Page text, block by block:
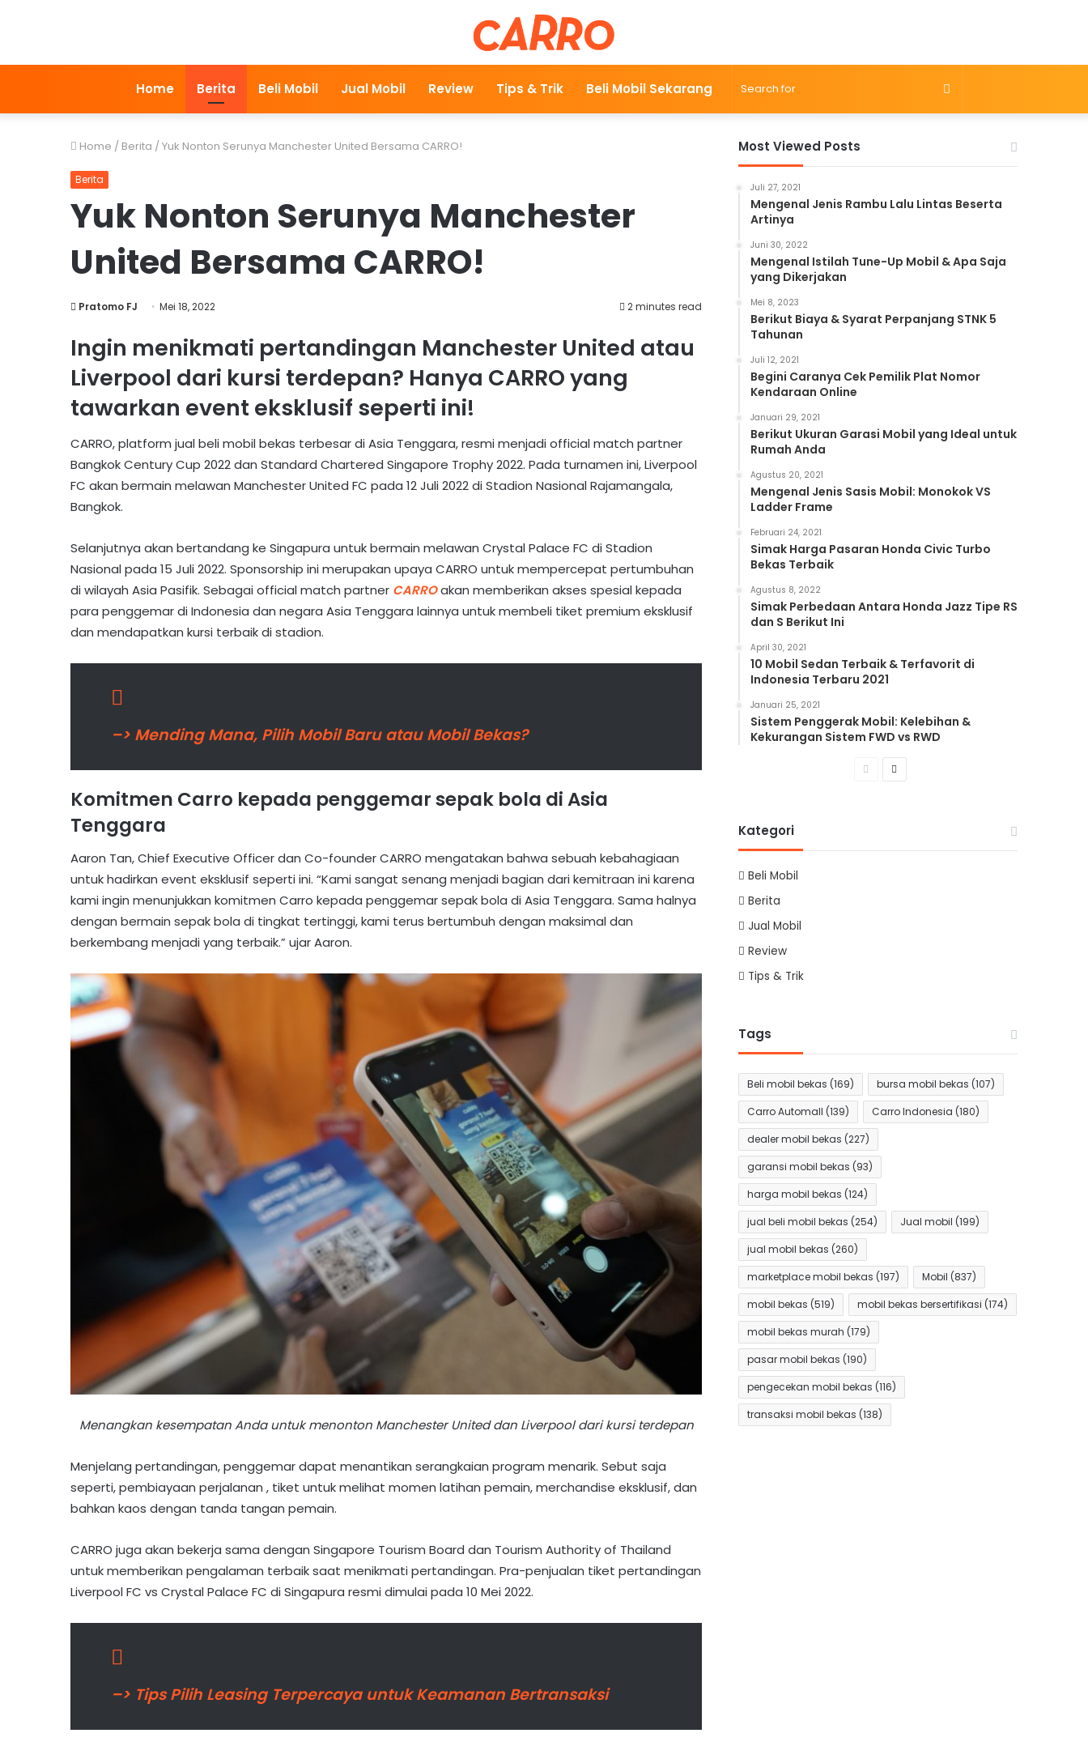
Home Berita Beli Mobil Jual Mobil Review Tips & Trik Beli Mobil Sekarang Search
Home / Berita /Yuk Nonton Serunya Manchester United Bersama CARRO!
Berita
Yuk Nonton Serunya Manchester
United Bersama CARRO!
Pratomo FJ Mei 18, 2022 2 minutes read
Ingin menikmati pertandingan Manchester United atau
Liverpool dari kursi terdepan? Hanya CARRO yang
tawarkan event eksklusif seperti ini!
CARRO, platform jual beli mobil bekas terbesar di Asia Tenggara, resmi menjadi official match partner
Bangkok Century Cup 2022 dan Standard Chartered Singapore Trophy 2022. Pada turnamen ini, Liverpool
FC akan bermain melawan Manchester United FC pada 12 Juli 2022 di Stadion Nasional Rajamangala,
Bangkok.
Selanjutnya akan bertandang ke Singapura untuk bermain melawan Crystal Palace FC di Stadion
Nasional pada 15 Juli 2022. Sponsorship ini merupakan upaya CARRO untuk mempercepat pertumbuhan
di wilayah Asia Pasifik. Sebagai official match partner CARROakan memberikan akses spesial kepada
para penggemar di Indonesia dan negara Asia Tenggara lainnya untuk membeli tiket premium eksklusif
dan mendapatkan kursi terbaik di stadion.
–> Mending Mana, Pilih Mobil Baru atau Mobil Bekas?
Komitmen Carro kepada penggemar sepak bola di Asia
Tenggara
Aaron Tan, Chief Executive Officer dan Co-founder CARRO mengatakan bahwa sebuah kebahagiaan
untuk hadirkan event eksklusif seperti ini. “Kami sangat senang menjadi bagian dari kemitraan ini karena
kami ingin menunjukkan komitmen Carro kepada penggemar sepak bola di Asia Tenggara. Sama halnya
dengan bermain sepak bola di tingkat tertinggi, kami terus bertumbuh dengan maksimal dan
berkembang menjadi yang terbaik.” ujar Aaron.
Menangkan kesempatan Anda untuk menonton Manchester United dan Liverpool dari kursi terdepan
Menjelang pertandingan, penggemar dapat menantikan serangkaian program menarik. Sebut saja
seperti, pembiayaan perjalanan , tiket untuk melihat momen latihan pemain, merchandise eksklusif, dan
bahkan kaos dengan tanda tangan pemain.
CARRO juga akan bekerja sama dengan Singapore Tourism Board dan Tourism Authority of Thailand
untuk memberikan pengalaman terbaik saat menikmati pertandingan. Pra-penjualan tiket pertandingan
Liverpool FC vs Crystal Palace FC di Singapura resmi dimulai pada 10 Mei 2022.
–> Tips Pilih Leasing Terpercaya untuk Keamanan Bertransaksi
Most Viewed Posts
Juli 27, 2021
Mengenal Jenis Rambu Lalu Lintas Beserta
Artinya
Juni 30, 2022
Mengenal Istilah Tune-Up Mobil & Apa Saja
yang Dikerjakan
Mei 8, 2023
Berikut Biaya & Syarat Perpanjang STNK 5
Tahunan
Juli 12, 2021
Begini Caranya Cek Pemilik Plat Nomor
Kendaraan Online
Januari 29, 2021
Berikut Ukuran Garasi Mobil yang Ideal untuk
Rumah Anda
Agustus 20, 2021
Mengenal Jenis Sasis Mobil: Monokok VS
Ladder Frame
Februari 24, 2021
Simak Harga Pasaran Honda Civic Turbo
Bekas Terbaik
Agustus 8, 2022
Simak Perbedaan Antara Honda Jazz Tipe RS
dan S Berikut Ini
April 30, 2021
10 Mobil Sedan Terbaik & Terfavorit di
Indonesia Terbaru 2021
Januari 25, 2021
Sistem Penggerak Mobil: Kelebihan &
Kekurangan Sistem FWD vs RWD
Previous
Kategori
Beli Mobil
Berita
Jual Mobil
Review
Tips & Trik
Tags
Beli mobil bekas (169) bursa mobil bekas (107)
Carro Automall (139) Carro Indonesia (180)
dealer mobil bekas (227)
garansi mobil bekas (93)
harga mobil bekas (124)
jual beli mobil bekas (254) Jual mobil (199)
jual mobil bekas (260)
marketplace mobil bekas (197) Mobil (837)
mobil bekas (519) mobil bekas bersertifikasi (174)
mobil bekas murah (179)
pasar mobil bekas (190)
pengecekan mobil bekas (116)
transaksi mobil bekas (138)